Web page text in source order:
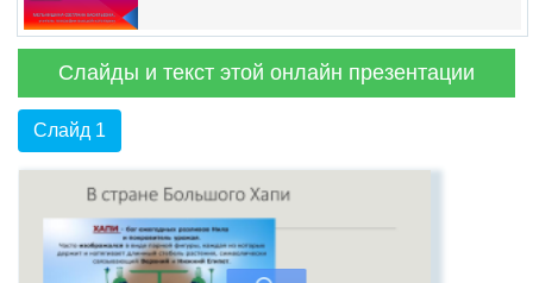
Слайды и текст этой онлайн презентации
Слайд 1